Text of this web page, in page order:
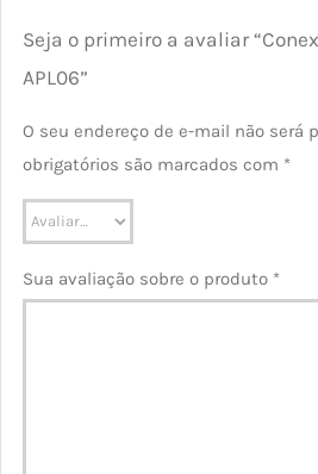
Seja o primeiro a avaliar
APL06”
O seu endereço de e-mail não será
obrigatórios são marcados com *
Sua avaliação sobre o produto *